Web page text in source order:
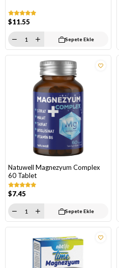
$11.55
Sepete Ekle
Natuwell Magnezyum Complex
60 Tablet
$7.45
Sepete Ekle